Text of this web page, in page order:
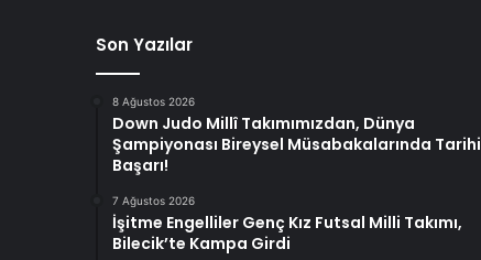
Son Yazılar
8 Ağustos 2026
Down Judo Millî Takımımızdan, Dünya
Şampiyonası Bireysel Müsabakalarında Tarihi
Başarı!
7 Ağustos 2026
İşitme Engelliler Genç Kız Futsal Milli Takımı,
Bilecik’te Kampa Girdi